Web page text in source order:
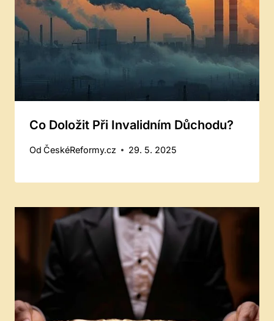
Co Doložit Při Invalidním Důchodu?
Od ČeskéReformy.cz 29. 5. 2025